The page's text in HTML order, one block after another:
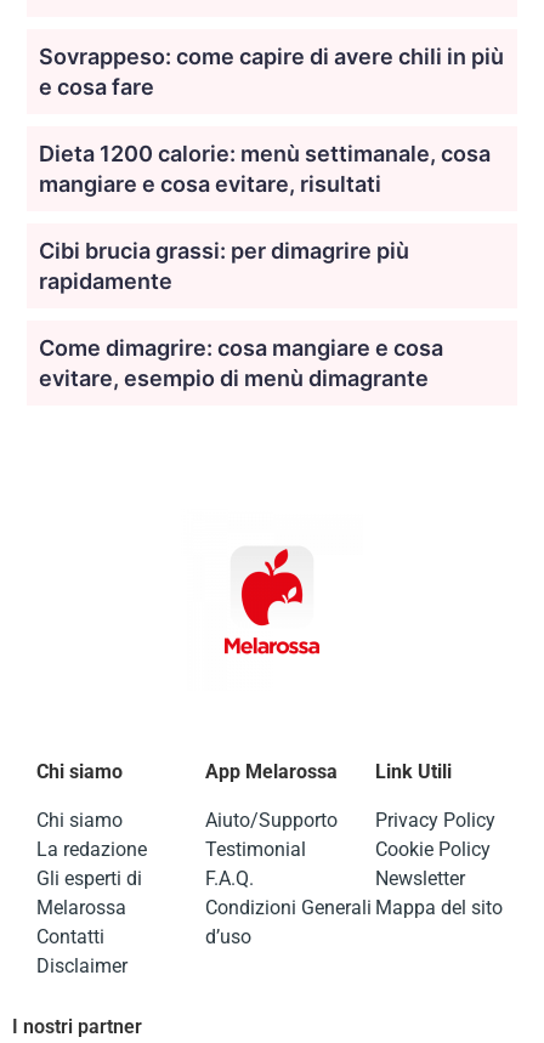
Sovrappeso: come capire di avere chili in più
e cosa fare
Dieta 1200 calorie: menù settimanale, cosa
mangiare e cosa evitare, risultati
Cibi brucia grassi: per dimagrire più
rapidamente
Come dimagrire: cosa mangiare e cosa
evitare, esempio di menù dimagrante
Chi siamo
Chi siamo
La redazione
Gli esperti di
Melarossa
Contatti
Disclaimer
App Melarossa
Aiuto/Supporto
Testimonial
F.A.Q.
Condizioni Generali
d’uso
Link Utili
Privacy Policy
Cookie Policy
Newsletter
Mappa del sito
I nostri partner